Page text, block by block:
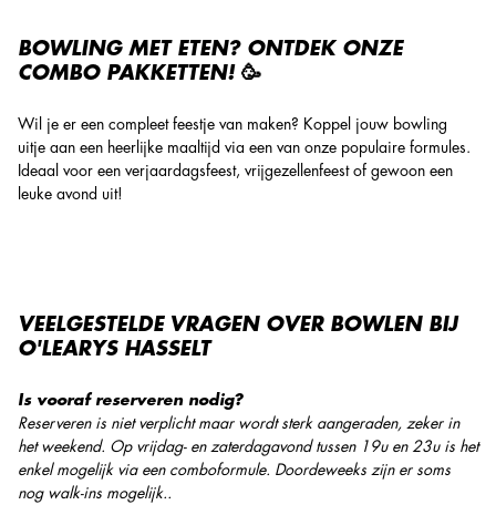
BOWLING MET ETEN? ONTDEK ONZE
COMBO PAKKETTEN! 🥳
Wil je er een compleet feestje van maken? Koppel jouw bowling
uitje aan een heerlijke maaltijd via een van onze populaire formules.
Ideaal voor een verjaardagsfeest, vrijgezellenfeestof gewoon een
leuke avond uit!
VEELGESTELDE VRAGEN OVER BOWLEN BIJ
O'LEARYS HASSELT
Is vooraf reserveren nodig?
Reserveren is niet verplicht maar wordt sterk aangeraden, zeker in
het weekend. Op vrijdag- en zaterdagavond tussen 19u en 23u is het
enkel mogelijk via een comboformule. Doordeweeks zijn er soms
nog walk-ins mogelijk..